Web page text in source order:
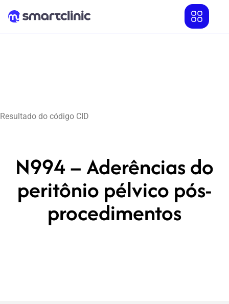
Resultado do código CID
N994 – Aderências do
peritônio pélvico pós-
procedimentos